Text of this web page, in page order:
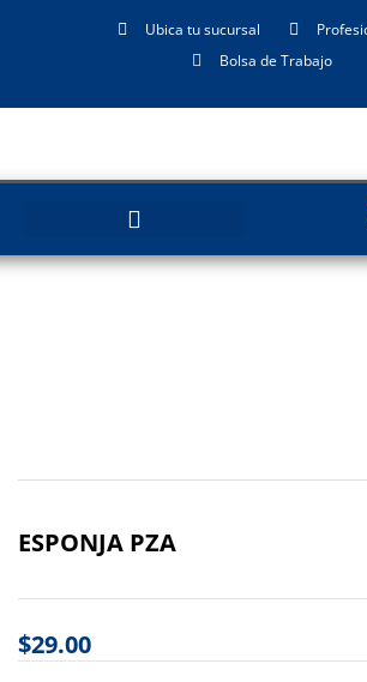
Ubica tu sucursal
Bolsa de Trabajo
ESPONJA PZA
$29.00